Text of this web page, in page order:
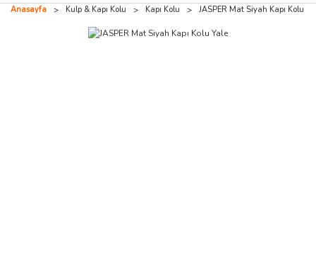
Anasayfa Kulp & Kapı Kolu Kapı Kolu JASPER Mat Siyah Kapı Kolu